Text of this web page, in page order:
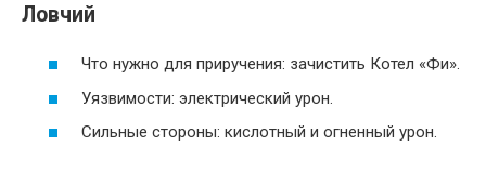
Ловчий
Что нужно для приручения: зачистить Котел «Фи».
Уязвимости: электрический урон.
Сильные стороны: кислотный и огненный урон.